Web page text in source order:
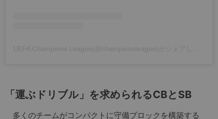
「運ぶドリブル」を求められるCBとSB
多くのチームがコンパクトに守備ブロックを構築する